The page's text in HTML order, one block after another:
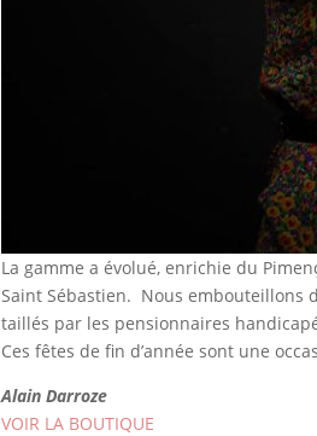
La gamme a évolué, enrichie du
Saint Sébastien. Nous embouteillons
taillés par les pensionnaires
Ces fêtes de fin d’année sont une
Alain Darroze
VOIR LA BOUTIQUE